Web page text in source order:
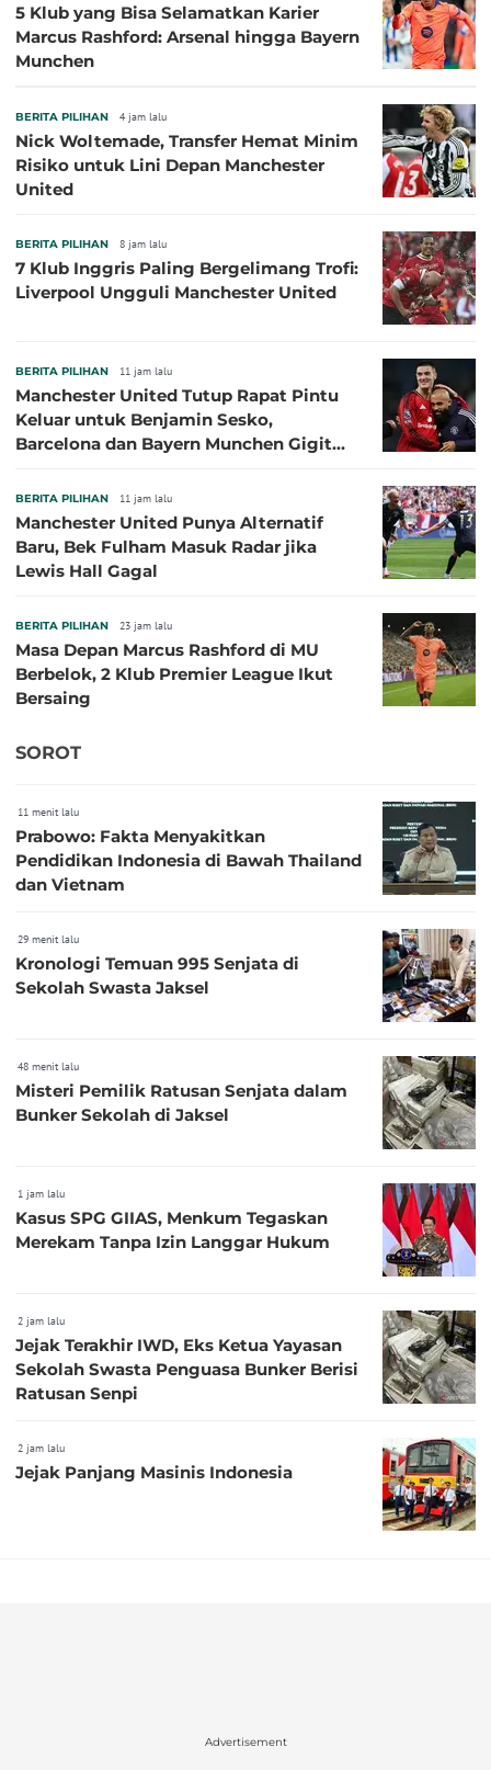
5 Klub yang Bisa Selamatkan Karier
Marcus Rashford: Arsenal hingga Bayern
Munchen
BERITA PILIHAN 4 jam lalu
Nick Woltemade, Transfer Hemat Minim
Risiko untuk Lini Depan Manchester
United
BERITA PILIHAN 8 jam lalu
7 Klub Inggris Paling Bergelimang Trofi:
Liverpool Ungguli Manchester United
BERITA PILIHAN 11 jam lalu
Manchester United Tutup Rapat Pintu
Keluar untuk Benjamin Sesko,
Barcelona dan Bayern Munchen Gigit
BERITA PILIHAN 11 jam lalu
Manchester United Punya Alternatif
Baru, Bek Fulham Masuk Radar jika
Lewis Hall Gagal
BERITA PILIHAN 23 jam lalu
Masa Depan Marcus Rashford di MU
Berbelok, 2 Klub Premier League Ikut
Bersaing
SOROT
11 menit lalu
Prabowo: Fakta Menyakitkan
Pendidikan Indonesia di Bawah Thailand
dan Vietnam
29 menit lalu
Kronologi Temuan 995 Senjata di
Sekolah Swasta Jaksel
48 menit lalu
Misteri Pemilik Ratusan Senjata dalam
Bunker Sekolah di Jaksel
1 jam lalu
Kasus SPG GIIAS, Menkum Tegaskan
Merekam Tanpa Izin Langgar Hukum
2 jam lalu
Jejak Terakhir IWD, Eks Ketua Yayasan
Sekolah Swasta Penguasa Bunker Berisi
Ratusan Senpi
2 jam lalu
Jejak Panjang Masinis Indonesia
Advertisement